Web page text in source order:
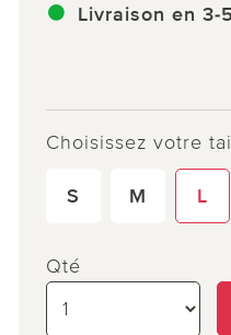
Livraison en 3-
Choisissez votre
S M L
Qté